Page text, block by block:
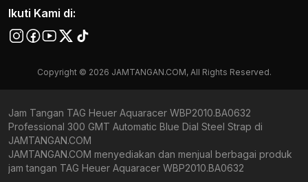
Ikuti Kami di:
Copyright © 2026 JAMTANGAN.COM, All Rights Reserved.
Jam Tangan TAG Heuer Aquaracer WBP2010.BA0632
Professional 300 GMT Automatic Blue Dial Steel Strap di
JAMTANGAN.COM
JAMTANGAN.COM menyediakan dan menjual berbagai produk
jam tangan TAG Heuer Aquaracer WBP2010.BA0632